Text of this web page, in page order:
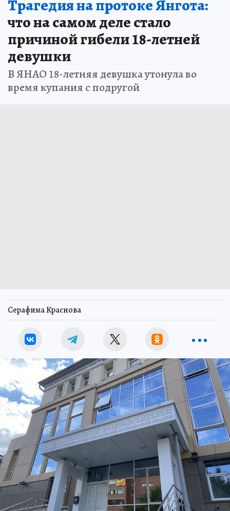
Трагедия на протоке Янгота:
что на самом деле стало
причиной гибели 18-летней
девушки
В ЯНАО 18-летняя девушка утонула во
время купания с подругой
Серафима Краснова